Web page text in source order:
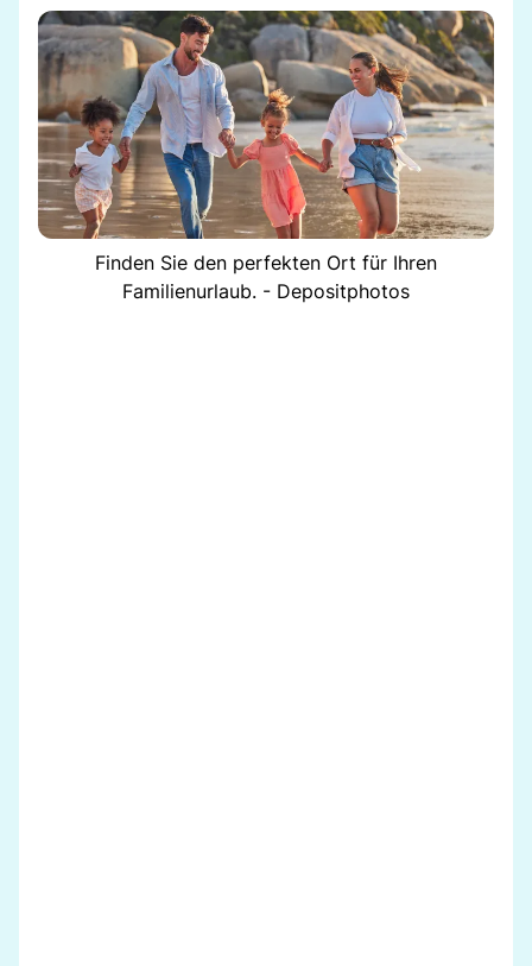
Finden Sie den perfekten Ort für Ihren
Familienurlaub. - Depositphotos